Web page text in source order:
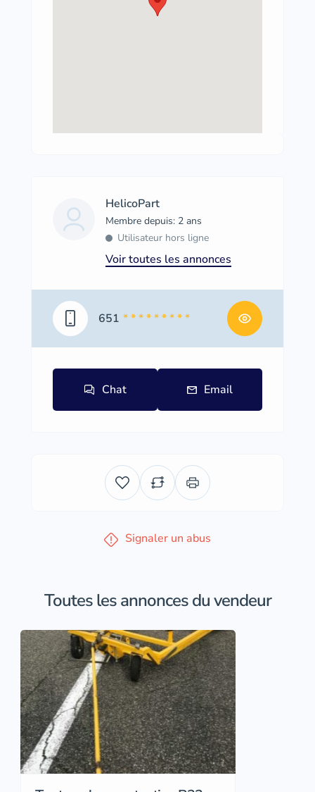
HelicoPart
Membre depuis: 2 ans
Utilisateur hors ligne
Voir toutes les annonces
651 * * * * * * * * *
Chat Email
Signaler un abus
Toutes les annonces du vendeur